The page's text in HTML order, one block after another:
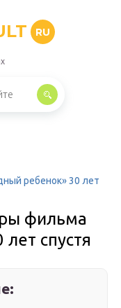
RU
ребенок» 30 лет
фильма
спустя